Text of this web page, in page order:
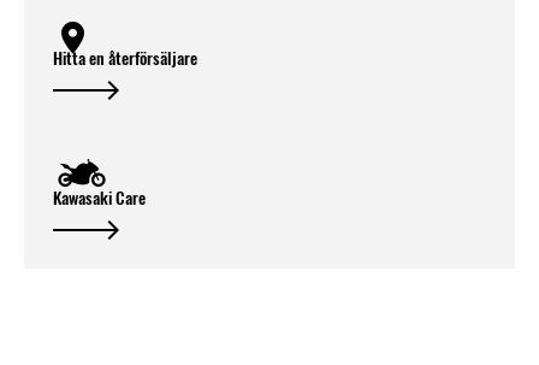
Hitta en återförsäljare
Kawasaki Care